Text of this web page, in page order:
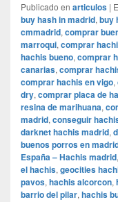
Publicado en articulos |
buy hash in madrid, buy
cmmadrid, comprar
marroqui, comprar
hachis bueno, comprar
canarias, comprar
comprar hachis en vigo,
dry, comprar placa de
resina de marihuana,
madrid, conseguir
darknet hachis madrid,
buenos porros en
España – Hachis madrid,
el hachis, geocities
pavos, hachis alcorcon,
barrio del pilar, hachis